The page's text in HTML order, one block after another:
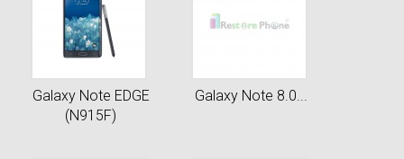
Galaxy Note EDGE
(N915F)
Galaxy Note 8.0...